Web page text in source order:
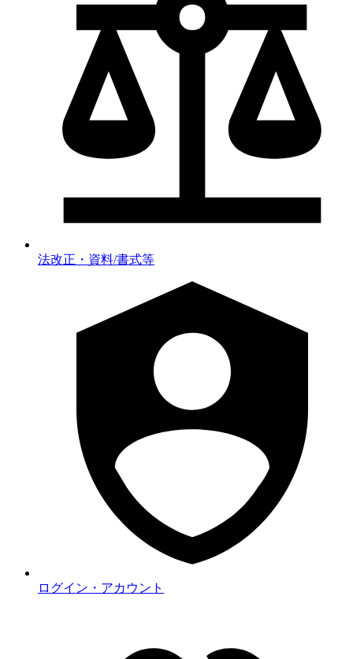
法改正・資料/書式等
ログイン・アカウント